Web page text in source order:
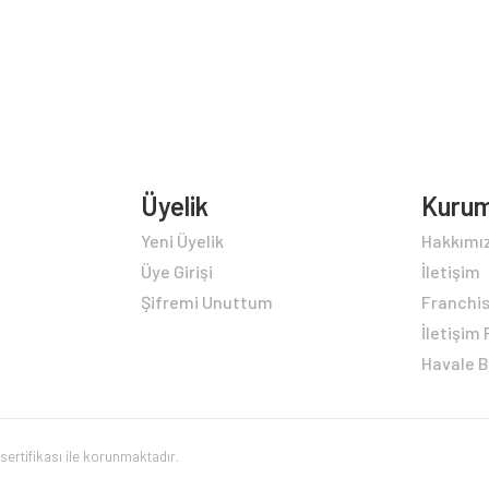
var.
ürün
Üyelik
Yeni Üyelik
Üye Girişi
Şifremi Unuttum
İletişim
İletişim
Havale
ile korunmaktadır.